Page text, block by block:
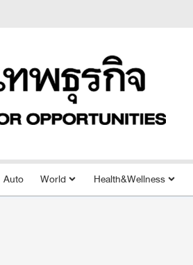
Auto World Health&Wellness